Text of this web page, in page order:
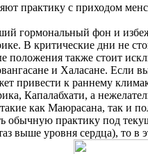
практику с приходом
гормональный фон и
В критические дни не
также стоит
и Халасане. Если
привести к раннему
Капалабхати, а
как Маюрасана, так и
обычную практику под
выше уровня сердца), то